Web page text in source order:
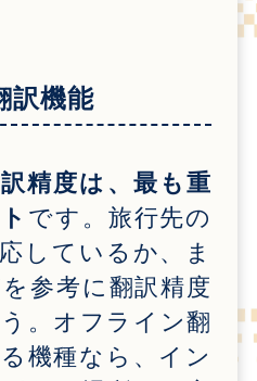
訳機能
精度は、最も重
です。旅行先の
しているか、ま
参考に翻訳精度
。オフライン翻
機種なら、イン